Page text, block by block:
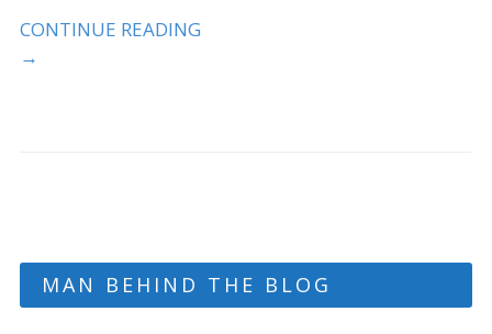
CONTINUE READING
→
MAN BEHIND THE BLOG